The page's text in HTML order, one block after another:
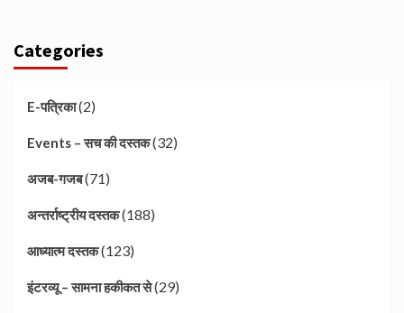
Categories
E-पत्रिका(2)
Events – सच की दस्तक(32)
अजब-गजब(71)
अन्तर्राष्ट्रीय दस्तक(188)
आध्यात्म दस्तक(123)
इंटरव्यू – सामना हकीकत से(29)